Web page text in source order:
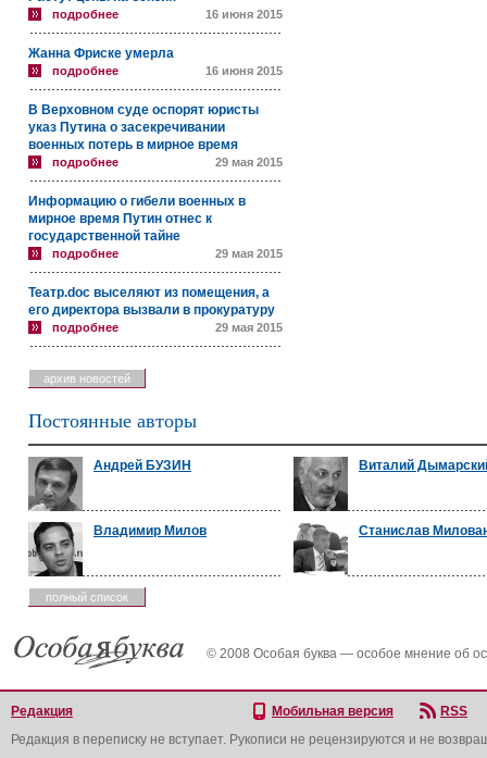
подробнее 16 июня 2015
Жанна Фриске умерла
подробнее 16 июня 2015
В Верховном суде оспорят юристы
указ Путина о засекречивании
военных потерь в мирное время
подробнее 29 мая 2015
Информацию о гибели военных в
мирное время Путин отнес к
государственной тайне
подробнее 29 мая 2015
Театр.doc выселяют из помещения, а
его директора вызвали в прокуратуру
подробнее 29 мая 2015
архив новостей
Постоянные авторы
Андрей БУЗИН Виталий
Владимир Милов Станислав
полный список
© 2008 Особая буква — особое мнение об
Редакция Мобильная версия
RSS
Редакция в переписку не вступает. Рукописи не рецензируются и не